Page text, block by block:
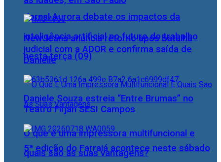
Jornal Aurora debate os impactos da
inteligência artificial no futuro do trabalho
nesta terça (09)
O que é uma impressora multifuncional e
quais são as suas vantagens?
NewJeans anuncia retorno após batalha
judicial com a ADOR e confirma saída de
Danielle
Daniele Souza estreia “Entre Brumas” no
Teatro Firjan SESI Campos
5ª edição do Farraiá acontece neste sábado